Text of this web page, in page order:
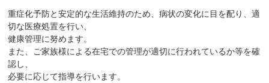
重症化予防と安定的な生活維持のため、病状の変化に目を配り、適
切な医療処置を行い、
健康管理に努めます。
また、ご家族様による在宅での管理が適切に行われているか等を確
認し、
必要に応じて指導を行います。